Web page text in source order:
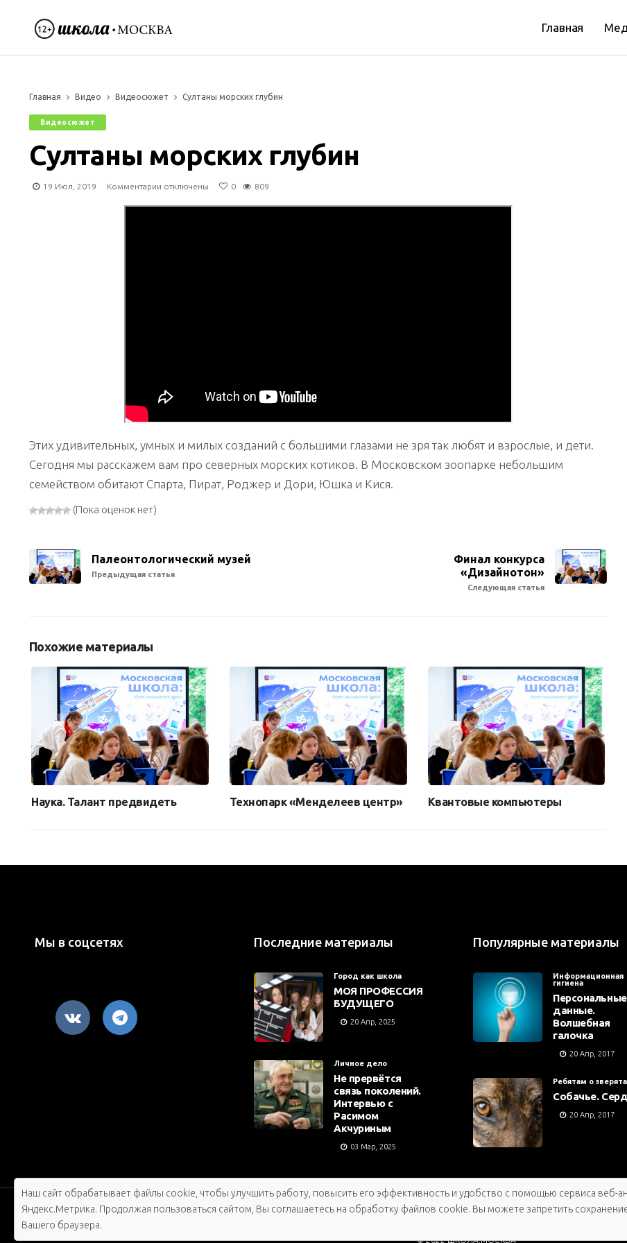
Главная
Главная Видео Видеосюжет Султаны морских глубин
Видеосюжет
Султаны морских глубин
19 Июл, 2019 Комментарии к
отключены 0 809
Этих удивительных, умных и милых созданий с большими глазами не зря так любят и взрослые, и дети.
Сегодня мы расскажем вам про северных морских котиков. В Московском зоопарке небольшим
семейством обитают Спарта, Пират, Роджер и Дори, Юшка и Кися.
(Пока оценок нет)
Палеонтологический музей
Предыдущая статья
Финал конкурса
«Дизайнотон»
Следующая статья
Похожие материалы
Наука. Талант предвидеть Технопарк «Менделеев центр» Квантовые компьютеры
Мы в соцсетях Последние материалы
Город как школа
МОЯ ПРОФЕССИЯ
БУДУЩЕГО
20 Апр, 2025
Личное дело
Не прервётся
связь поколений.
Интервью с
Расимом
Акчуриным
03 Мар, 2025
Популярные материалы
Информационная
гигиена
Персональные
данные.
Волшебная
галочка
20 Апр, 2017
Ребятам о
Собачье.
20 Апр, 2017
© 2022 ШКОЛА.МОСКВА
Наш сайт обрабатывает файлы cookie, чтобы улучшить работу, повысить его эффективность и удобство с помощью сервиса веб-
Яндекс.Метрика. Продолжая пользоваться сайтом, Вы соглашаетесь на обработку файлов cookie. Вы можете запретить
Вашего браузера.